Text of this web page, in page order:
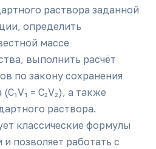
раствора заданной
определить
массе
выполнить расчёт
по закону сохранения
= C₂V₂), а также
раствора.
классические формулы
позволяет работать с